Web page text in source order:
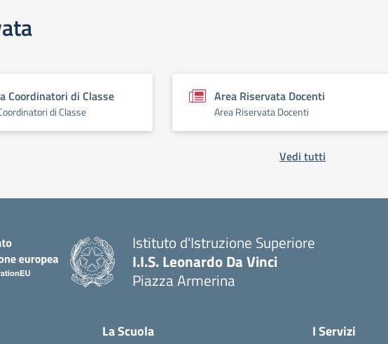
Coordinatori di Classe
di Classe
Area Riservata Docenti
Area Riservata Docenti
Vedi tutti
Istituto d'Istruzione Superiore
I.I.S. Leonardo Da Vinci
Piazza Armerina
La Scuola I Servizi